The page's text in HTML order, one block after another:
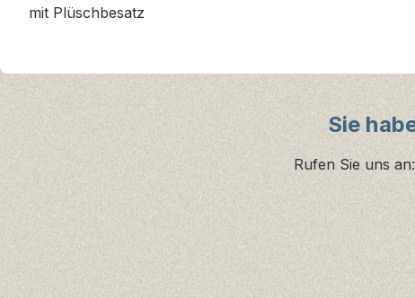
mit Plüschbesatz
Sie
Rufen Sie uns